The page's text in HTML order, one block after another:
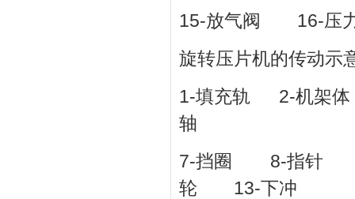
15-放气阀 16-压
旋转压片机的传动示
1-填充轨 2-机
轴
7-挡圈 8-指针
轮 13-下冲